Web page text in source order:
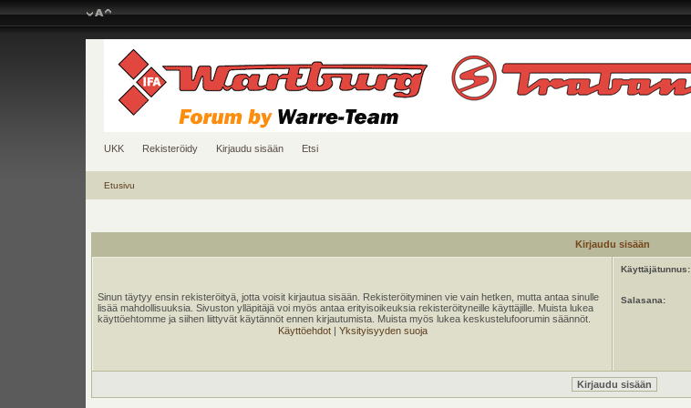
UKK Rekisteröidy Kirjaudu sisään Etsi
Etusivu
Kirjaudu sisään
Sinun täytyy ensin rekisteröityä, jotta voisit kirjautua sisään. Rekisteröityminen vie vain hetken, mutta antaa sinulle
lisää mahdollisuuksia. Sivuston ylläpitäjä voi myös antaa erityisoikeuksia rekisteröityneille käyttäjille. Muista lukea
käyttöehtomme ja siihen liittyvät käytännöt ennen kirjautumista. Muista myös lukea keskustelufoorumin säännöt.
Käyttöehdot| Yksityisyyden suoja
Käyttäjätunnus:
Salasana: